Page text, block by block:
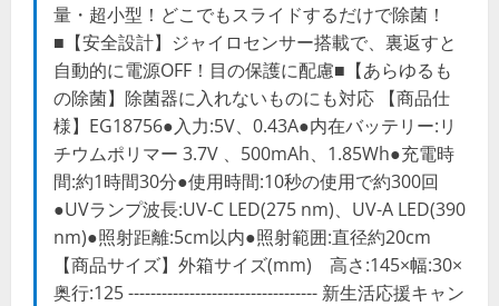
量・超小型！どこでもスライドするだけで除菌！
■【安全設計】ジャイロセンサー搭載で、裏返すと
自動的に電源OFF！目の保護に配慮■【あらゆるも
の除菌】除菌器に入れないものにも対応 【商品仕
様】EG18756●入力:5V、0.43A●内在バッテリー:リ
チウムポリマー 3.7V 、500mAh、1.85Wh●充電時
間:約1時間30分●使用時間:10秒の使用で約300回
●UVランプ波長:UV-C LED(275 nm)、UV-A LED(390
nm)●照射距離:5cm以内●照射範囲:直径約20cm
【商品サイズ】外箱サイズ(mm) 高さ:145×幅:30×
奥行:125 ---------------------------------- 新生活応援キャン